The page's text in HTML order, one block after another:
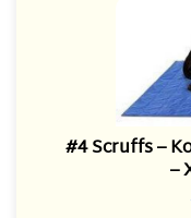
#4 Scruffs –
–